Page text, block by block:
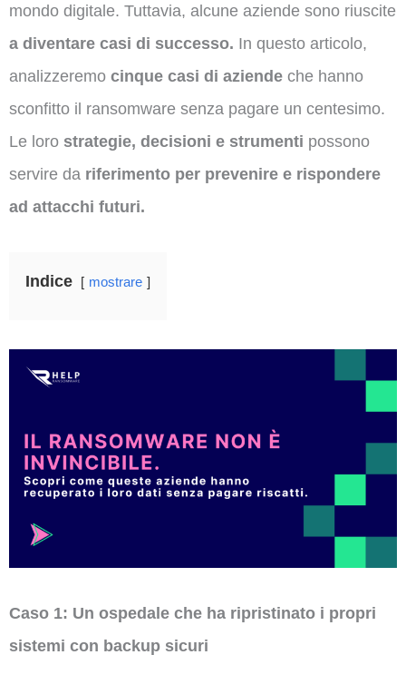
mondo digitale. Tuttavia, alcune aziende sono riuscite
a diventare casi di successo. In questo articolo,
analizzeremo cinque casi di aziende che hanno
sconfitto il ransomware senza pagare un centesimo.
Le loro strategie, decisioni e strumenti possono
servire da riferimento per prevenire e rispondere
ad attacchi futuri.
Indice mostrare
Caso 1: Un ospedale che ha ripristinato i propri
sistemi con backup sicuri